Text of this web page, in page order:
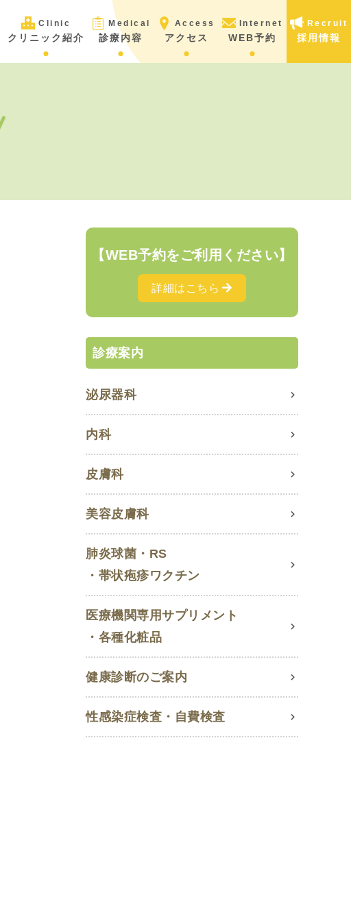
Clinic
クリニック紹介
Medical
診療内容
Access
アクセス
Internet
WEB予約
Recruit
採用情報
【WEB予約をご利用ください】
詳細はこちら
診療案内
泌尿器科
内科
皮膚科
美容皮膚科
肺炎球菌・RS
・帯状疱疹ワクチン
医療機関専用サプリメント
・各種化粧品
健康診断のご案内
性感染症検査・自費検査